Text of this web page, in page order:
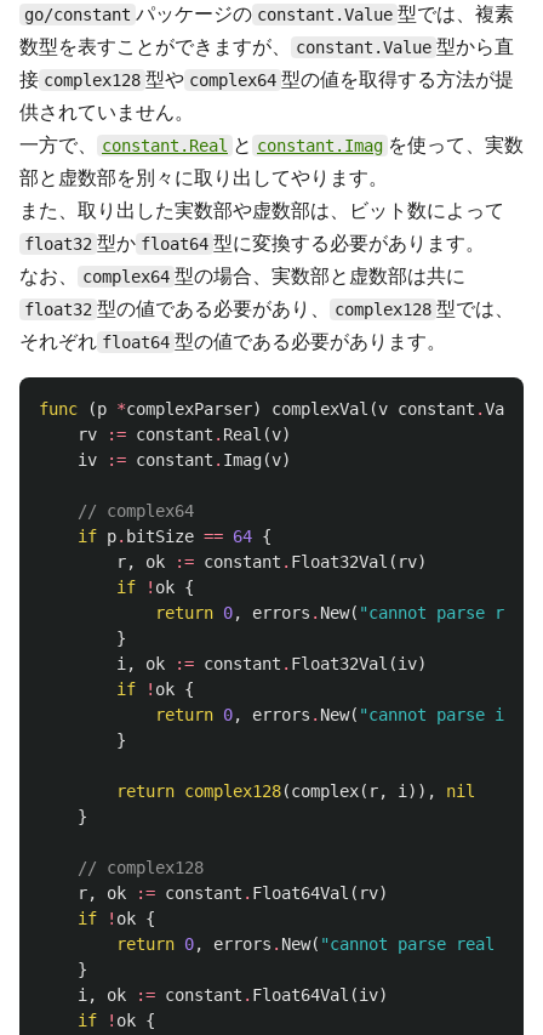
go/constant パッケージの constant.Value 型では、複素
数型を表すことができますが、
constant.Value 型から直
接 complex128 型や complex64 型の値を取得する方法が提
供されていません。
一方で、
constant.Real と constant.Imag を使って、実数
部と虚数部を別々に取り出してやります。
また、取り出した実数部や虚数部は、ビット数によって
float32 型か float64 型に変換する必要があります。
なお、
complex64 型の場合、実数部と虚数部は共に
float32 型の値である必要があり、 complex128 型では、
それぞれ float64 型の値である必要があります。
func (p *complexParser) complexVal (v constant .Value
rv
:= constant . Real (v)
iv
:= constant . Imag(v)
// complex64
if p. bitSize == 64 {
r, ok := constant . Float32Val ( rv)
if
! ok {
return 0, errors . New( "cannot parse
}
i , ok := constant . Float32Val (iv)
if
! ok {
return 0, errors . New( "cannot parse
}
return complex128(complex( r, i )),
nil
}
// complex128
r, ok := constant . Float64Val ( rv)
if
! ok {
return 0, errors . New( "cannot parse real
}
i , ok := constant . Float64Val (iv)
if
! ok {